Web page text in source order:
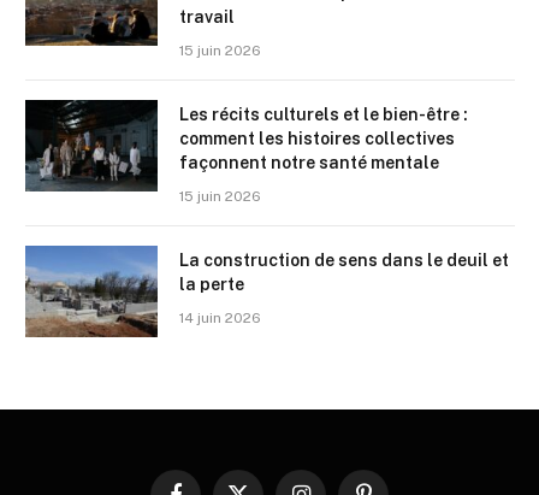
travail
15 juin 2026
Les récits culturels et le bien-être :
comment les histoires collectives
façonnent notre santé mentale
15 juin 2026
La construction de sens dans le deuil et
la perte
14 juin 2026